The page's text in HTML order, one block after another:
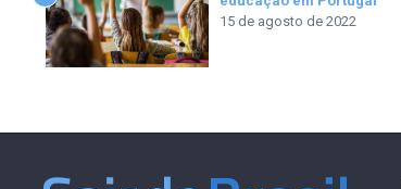
15 de agosto de 2022